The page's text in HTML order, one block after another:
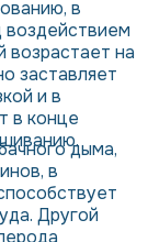
в
воздействием
возрастает на
заставляет
и в
в конце
дыма,
в
Другой